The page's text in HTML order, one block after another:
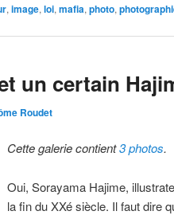
, image, loi, mafia, photo,
un certain
Roudet
Cette galerie contient3 photos.
Oui, Sorayama Hajime,
la fin du XXé siècle. Il faut dire